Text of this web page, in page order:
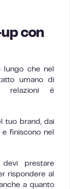
con
che nel
umano di
relazioni è
tuo brand, dai
finiscono nel
prestare
rispondere al
a quanto